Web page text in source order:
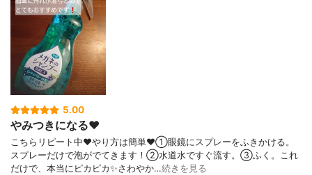
5.00
やみつきになる♥️
こちらリピート中♥️やり方は簡単♥️①眼鏡にスプレーをふきかける。
スプレーだけで泡がでてきます！②水道水ですぐ流す。③ふく。これ
だけで、本当にピカピカ✨さわやか…続きを見る